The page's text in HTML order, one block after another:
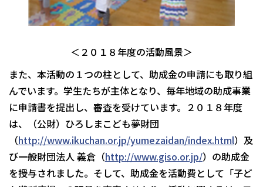
＜２０１８年度の活動風景＞
また、本活動の１つの柱として、助成金の申請にも取り組
んでいます。学生たちが主体となり、毎年地域の助成事業
に申請書を提出し、審査を受けています。２０１８年度
は、（公財）ひろしまこども夢財団
（http://www.ikuchan.or.jp/yumezaidan/index.html）及
び一般財団法人 義倉（http://www.giso.or.jp/）の助成金
を授与されました。そして、助成金を活動費として「子ど